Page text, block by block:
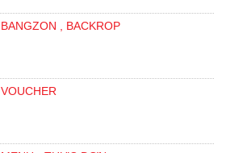
BANGZON , BACKROP
VOUCHER